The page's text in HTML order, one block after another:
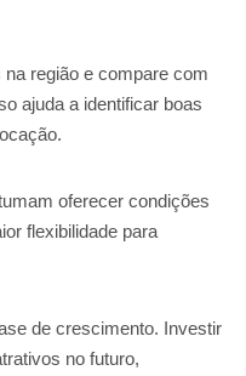
região e compare com
ajuda a identificar boas
oferecer condições
flexibilidade para
de crescimento. Investir
no futuro,